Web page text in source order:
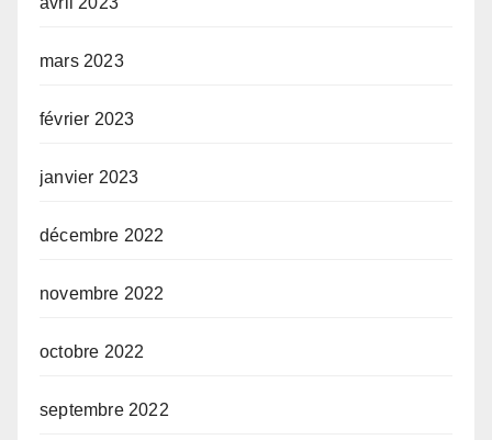
mars 2023
février 2023
janvier 2023
décembre 2022
novembre 2022
octobre 2022
septembre 2022